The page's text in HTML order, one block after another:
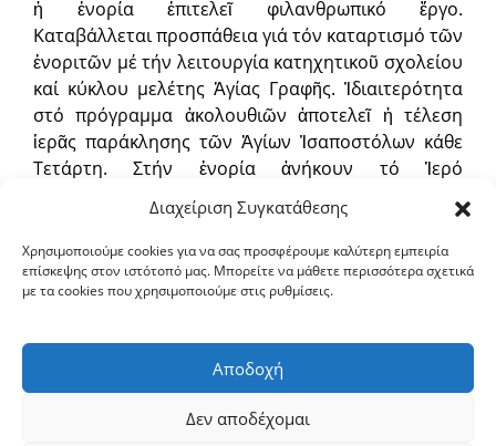
Διαχείριση Συγκατάθεσης
Χρησιμοποιούμε cookies για να σας προσφέρουμε καλύτερη εμπειρία
επίσκεψης στον ιστότοπό μας. Μπορείτε να μάθετε περισσότερα σχετικά
με τα cookies που χρησιμοποιούμε στις ρυθμίσεις.
Αποδοχή
Δεν αποδέχομαι
ἡ ἐνορία ἐπιτελεῖ φιλανθρωπικό ἔργο.
Καταβάλλεται προσπάθεια γιά τόν καταρτισμό τῶν
ἐνοριτῶν μέ τήν λειτουργία κατηχητικοῦ σχολείου
καί κύκλου μελέτης Ἁγίας Γραφῆς. Ἰδιαιτερότητα
στό πρόγραμμα ἀκολουθιῶν ἀποτελεῖ ἡ τέλεση
ἱερᾶς παράκλησης τῶν Ἁγίων Ἰσαποστόλων κάθε
Τετάρτη. Στήν ἐνορία ἀνήκουν τό Ἱερό
Παρεκκλήσιο τῶν Εἰσοδίων Θεοτόκου καί ὁ
παλαιός ἐνοριακός Ναός τῶν Ἁγίων Κωνσταντίνου
καί Ἑλένης, κτίσμα τοῦ 1860, πού σήμερα εἶναι
κοιμητηριακός.
Ἀπόσταση ἀπό Σέρρες: 20 χλμ
Τηλ. (23220) 25773.